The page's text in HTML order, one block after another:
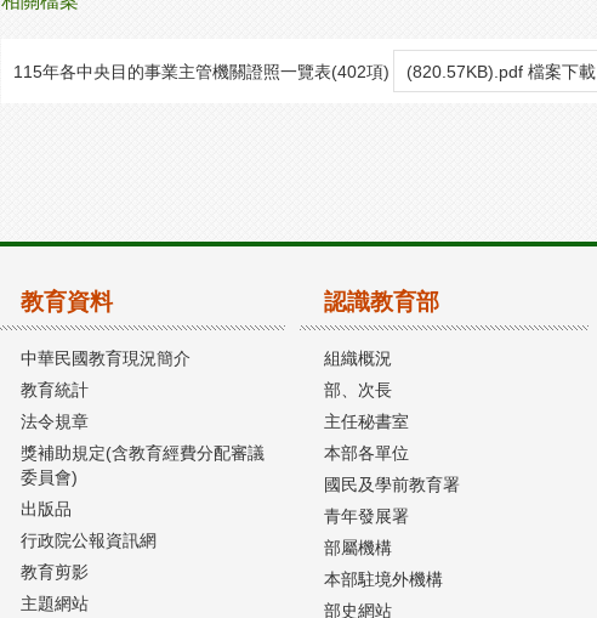
115年各中央目的事業主管機關證照一覽表(402項) (820.57KB).pdf 檔案下載
教育資料
中華民國教育現況簡介
教育統計
法令規章
獎補助規定(含教育經費分配審議
委員會)
出版品
行政院公報資訊網
教育剪影
主題網站
認識教育部
組織概況
部、次長
主任秘書室
本部各單位
國民及學前教育署
青年發展署
部屬機構
本部駐境外機構
部史網站